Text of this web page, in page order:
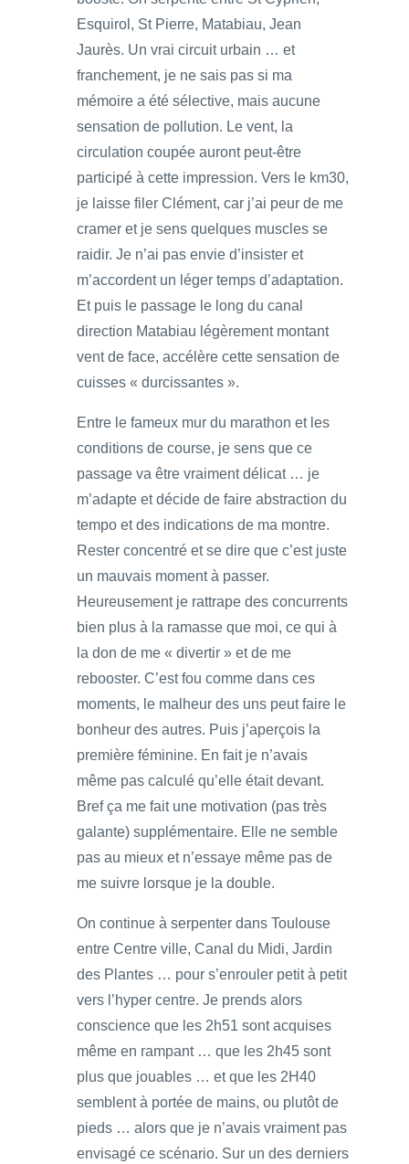
Esquirol, St Pierre, Matabiau, Jean
Jaurès. Un vrai circuit urbain … et
franchement, je ne sais pas si ma
mémoire a été sélective, mais aucune
sensation de pollution. Le vent, la
circulation coupée auront peut-être
participé à cette impression. Vers le km30,
je laisse filer Clément, car j’ai peur de me
cramer et je sens quelques muscles se
raidir. Je n’ai pas envie d’insister et
m’accordent un léger temps d’adaptation.
Et puis le passage le long du canal
direction Matabiau légèrement montant
vent de face, accélère cette sensation de
cuisses « durcissantes ».
Entre le fameux mur du marathon et les
conditions de course, je sens que ce
passage va être vraiment délicat … je
m’adapte et décide de faire abstraction du
tempo et des indications de ma montre.
Rester concentré et se dire que c’est juste
un mauvais moment à passer.
Heureusement je rattrape des concurrents
bien plus à la ramasse que moi, ce qui à
la don de me « divertir » et de me
rebooster. C’est fou comme dans ces
moments, le malheur des uns peut faire le
bonheur des autres. Puis j’aperçois la
première féminine. En fait je n’avais
même pas calculé qu’elle était devant.
Bref ça me fait une motivation (pas très
galante) supplémentaire. Elle ne semble
pas au mieux et n’essaye même pas de
me suivre lorsque je la double.
On continue à serpenter dans Toulouse
entre Centre ville, Canal du Midi, Jardin
des Plantes … pour s’enrouler petit à petit
vers l’hyper centre. Je prends alors
conscience que les 2h51 sont acquises
même en rampant … que les 2h45 sont
plus que jouables … et que les 2H40
semblent à portée de mains, ou plutôt de
pieds … alors que je n’avais vraiment pas
envisagé ce scénario. Sur un des derniers